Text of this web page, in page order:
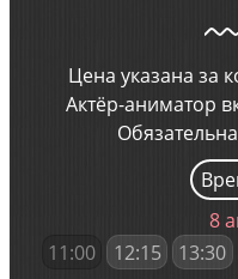
Цена указана за
Актёр-аниматор
8
11:00
12:15 13:30